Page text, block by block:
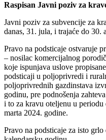
Raspisan Javni poziv za
Javni poziv za subvencije za
danas, 31. jula, i trajaće do 30.
Pravo na podsticaje ostvaruje
– nosilac komercijalnog
koje ispunjava uslove
podsticaji u poljoprivredi i
poljoprivrednih gazdinstava
godinu, pre podnošenja
i to za kravu oteljenu u
marta 2024. godine.
Pravo na podsticaje za isto